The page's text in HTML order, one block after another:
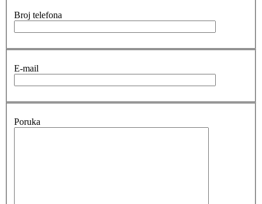
Broj telefona
E-mail
Poruka